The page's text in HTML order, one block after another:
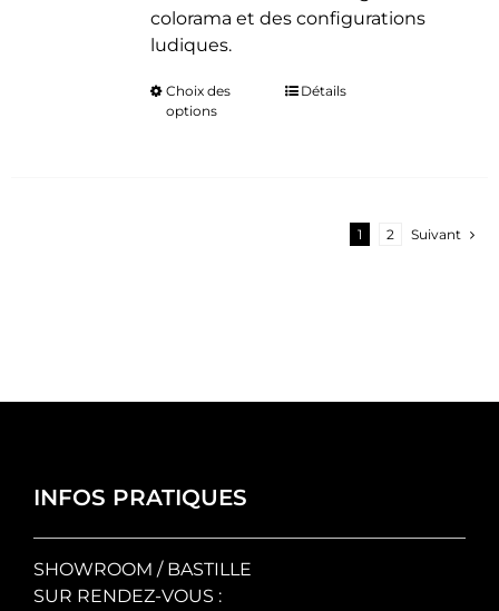
colorama et des configurations
ludiques.
Choix des
options
Ce
options
Détails
1 2 Suivant
INFOS PRATIQUES
SHOWROOM / BASTILLE
SUR RENDEZ-VOUS :